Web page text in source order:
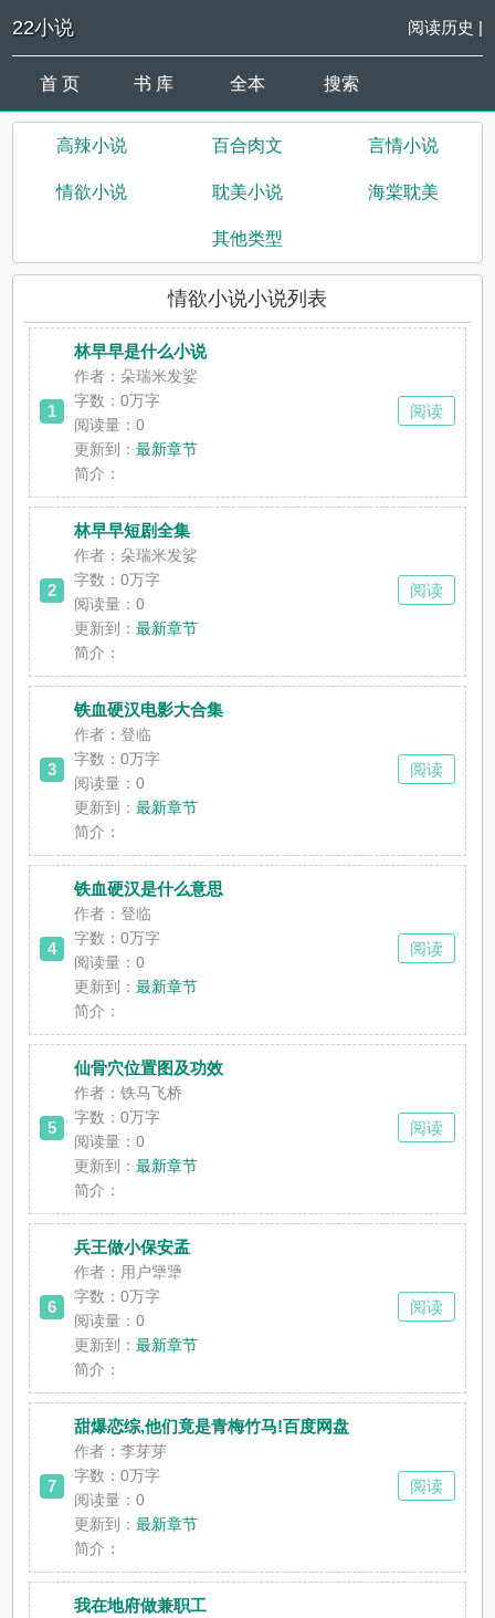
22小说 阅读历史 |
首 页 书 库 全本 搜索
高辣小说 百合肉文 言情小说
情欲小说 耽美小说 海棠耽美
其他类型
情欲小说小说列表
1
林早早是什么小说
作者：朵瑞米发娑
字数：0万字
阅读量：0
更新到：最新章节
简介：
阅读
2
林早早短剧全集
作者：朵瑞米发娑
字数：0万字
阅读量：0
更新到：最新章节
简介：
阅读
3
铁血硬汉电影大合集
作者：登临
字数：0万字
阅读量：0
更新到：最新章节
简介：
阅读
4
铁血硬汉是什么意思
作者：登临
字数：0万字
阅读量：0
更新到：最新章节
简介：
阅读
5
仙骨穴位置图及功效
作者：铁马飞桥
字数：0万字
阅读量：0
更新到：最新章节
简介：
阅读
6
兵王做小保安孟
作者：用户犟犟
字数：0万字
阅读量：0
更新到：最新章节
简介：
阅读
7
甜爆恋综,他们竟是青梅竹马!百度网盘
作者：李芽芽
字数：0万字
阅读量：0
更新到：最新章节
简介：
阅读
我在地府做兼职工